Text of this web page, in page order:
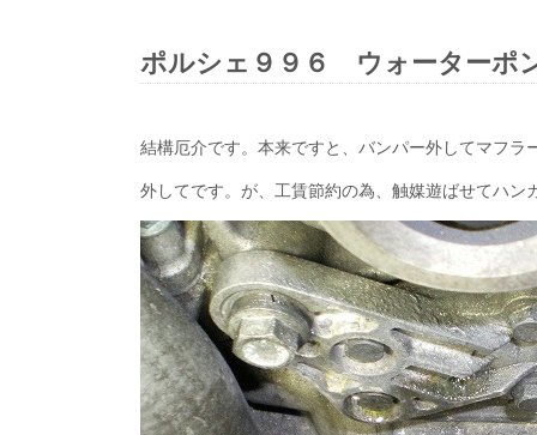
ポルシェ９９６ ウォーターポ
結構厄介です。本来ですと、バンパー外してマフ
外してです。が、工賃節約の為、触媒遊ばせてハ